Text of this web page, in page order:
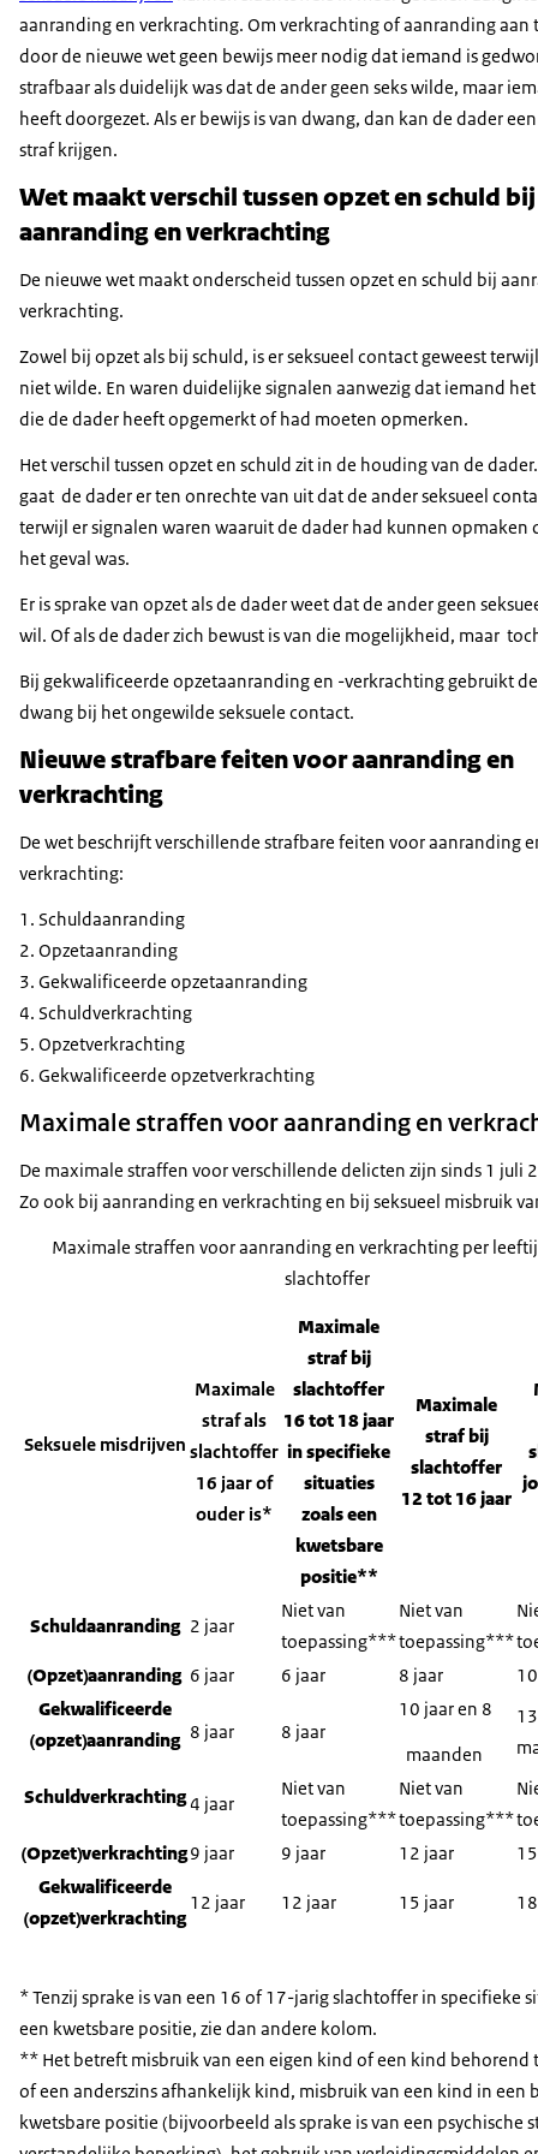
bij de politie.
Bewijs blijft wel noodzakelijk...
om te voorkomen dat iemand onterecht wordt
Heb jij een nare seksuele ervaring meegemaakt?
Dan kun je terecht bij de politie...
het Centrum Seksueel Geweld via 0800-0188...
of Slachtofferhulp Nederland via 0900-0101.
Wil je meer weten over de wet?
Ga dan naar: metelkaartrekkenwedegrens.nl.
aanranding en verkrachting. Om verkrachting of aanranding aan
door de nieuwe wet geen bewijs meer nodig dat iemand is
strafbaar als duidelijk was dat de ander geen seks wilde, maar
heeft doorgezet. Als er bewijs is van dwang, dan kan de dader
straf krijgen.
Wet maakt verschil tussen opzet en schuld bij
aanranding en verkrachting
De nieuwe wet maakt onderscheid tussen opzet en schuld bij
verkrachting.
Zowel bij opzet als bij schuld, is er seksueel contact geweest
niet wilde. En waren duidelijke signalen aanwezig dat iemand
die de dader heeft opgemerkt of had moeten opmerken.
Het verschil tussen opzet en schuld zit in de houding van de
gaat de dader er ten onrechte van uit dat de ander seksueel
terwijl er signalen waren waaruit de dader had kunnen opmaken
het geval was.
Er is sprake van opzet als de dader weet dat de ander geen
wil. Of als de dader zich bewust is van die mogelijkheid, maar
Bij gekwalificeerde opzetaanranding en -verkrachting gebruikt
dwang bij het ongewilde seksuele contact.
Nieuwe strafbare feiten voor aanranding en
verkrachting
De wet beschrijft verschillende strafbare feiten voor aanranding
verkrachting:
Schuldaanranding
Opzetaanranding
Gekwalificeerde opzetaanranding
Schuldverkrachting
Opzetverkrachting
Gekwalificeerde opzetverkrachting
Maximale straffen voor aanranding en
De maximale straffen voor verschillende delicten zijn sinds 1 juli
Zo ook bij aanranding en verkrachting en bij seksueel misbruik
Maximale straffen voor aanranding en verkrachting per
slachtoffer
Seksuele misdrijven
Maximale
straf als
slachtoffer
16 jaar of
ouder is*
Maximale
straf bij
slachtoffer
16 tot 18 jaar
in specifieke
situaties
zoals een
kwetsbare
positie**
Maximale
straf bij
slachtoffer
12 tot 16 jaar
Schuldaanranding 2 jaar
Niet van
toepassing***
Niet van
toepassing***
(Opzet)aanranding 6 jaar 6 jaar 8 jaar
Gekwalificeerde
(opzet)aanranding 8 jaar 8 jaar
10 jaar en 8
maanden
Schuldverkrachting 4 jaar
Niet van
toepassing***
Niet van
toepassing***
(Opzet)verkrachting9 jaar 9 jaar 12 jaar
Gekwalificeerde
(opzet)verkrachting
12 jaar 12 jaar 15 jaar
* Tenzij sprake is van een 16 of 17-jarig slachtoffer in specifieke
een kwetsbare positie, zie dan andere kolom.
** Het betreft misbruik van een eigen kind of een kind behorend
of een anderszins afhankelijk kind, misbruik van een kind in een
kwetsbare positie (bijvoorbeeld als sprake is van een psychische